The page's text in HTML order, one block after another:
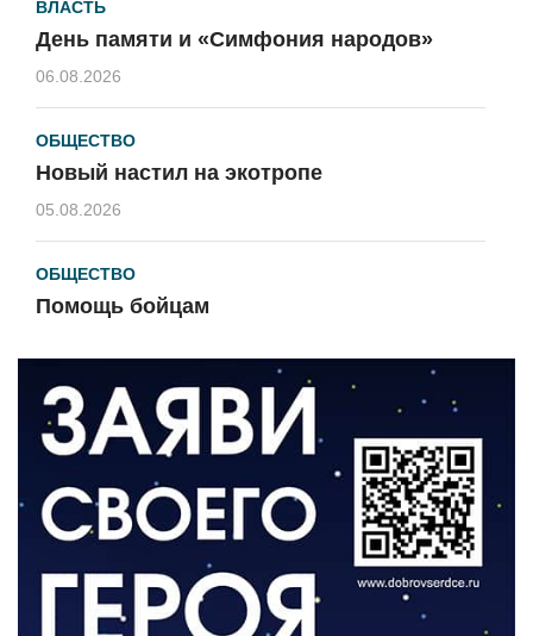
ВЛАСТЬ
День памяти и «Симфония народов»
06.08.2026
ОБЩЕСТВО
Новый настил на экотропе
05.08.2026
ОБЩЕСТВО
Помощь бойцам
ВЛАСТЬ
«Второй старт» для ветеранов СВО
РАЗЪЯСНЯЕМ
Контракт с новой выплатой
05.08.2026